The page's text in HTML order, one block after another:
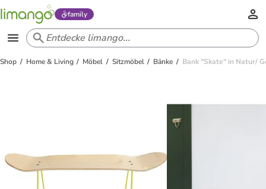
family
Shop Home & Living Möbel Sitzmöbel Bänke Bank "Skate" in Natur/